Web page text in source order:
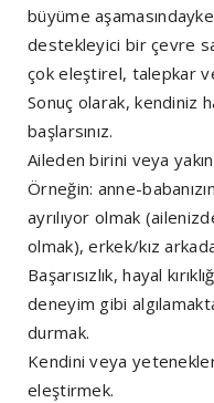
büyüme
destekleyici bir çevre
çok eleştirel, talepkar
Sonuç olarak, kendiniz
başlarsınız.
Aileden birini veya
Örneğin: anne-
ayrılıyor olmak
olmak), erkek/kız
Başarısızlık, hayal
deneyim gibi
durmak.
Kendini veya
eleştirmek.